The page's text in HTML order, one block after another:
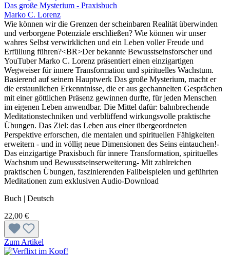
Das große Mysterium - Praxisbuch
Marko C. Lorenz
Wie können wir die Grenzen der scheinbaren Realität überwinden
und verborgene Potenziale erschließen? Wie können wir unser
wahres Selbst verwirklichen und ein Leben voller Freude und
Erfüllung führen?<BR>Der bekannte Bewusstseinsforscher und
YouTuber Marko C. Lorenz präsentiert einen einzigartigen
Wegweiser für innere Transformation und spirituelles Wachstum.
Basierend auf seinem Hauptwerk Das große Mysterium, macht er
die erstaunlichen Erkenntnisse, die er aus gechannelten Gesprächen
mit einer göttlichen Präsenz gewinnen durfte, für jeden Menschen
im eigenen Leben anwendbar. Die Mittel dafür: bahnbrechende
Meditationstechniken und verblüffend wirkungsvolle praktische
Übungen. Das Ziel: das Leben aus einer übergeordneten
Perspektive erforschen, die mentalen und spirituellen Fähigkeiten
erweitern - und in völlig neue Dimensionen des Seins eintauchen!-
Das einzigartige Praxisbuch für innere Transformation, spirituelles
Wachstum und Bewusstseinserweiterung- Mit zahlreichen
praktischen Übungen, faszinierenden Fallbeispielen und geführten
Meditationen zum exklusiven Audio-Download
Buch | Deutsch
22,00 €
Zum Artikel